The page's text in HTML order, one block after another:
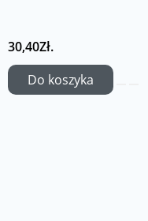
30,40Zł.
Do koszyka